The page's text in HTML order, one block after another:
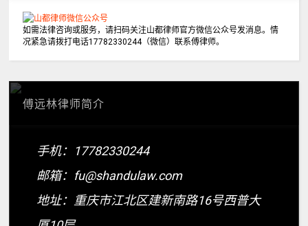
如需法律咨询或服务，请扫码关注山都律师官方微信公众号发消息。情
况紧急请拨打电话17782330244（微信）联系傅律师。
傅远林律师简介
手机：17782330244
邮箱：fu@shandulaw.com
地址：重庆市江北区建新南路16号西普大